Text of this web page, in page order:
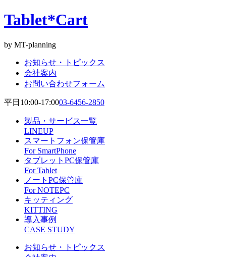
Tablet*Cart
by MT-planning
お知らせ・トピックス
会社案内
お問い合わせフォーム
平日10:00-17:0003-6456-2850
製品・サービス一覧
LINEUP
スマートフォン保管庫
For SmartPhone
タブレットPC保管庫
For Tablet
ノートPC保管庫
For NOTEPC
キッティング
KITTING
導入事例
CASE STUDY
お知らせ・トピックス